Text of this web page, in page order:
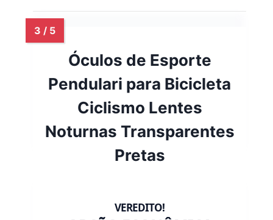
Óculos de Esporte
Pendulari para Bicicleta
Ciclismo Lentes
Noturnas Transparentes
Pretas